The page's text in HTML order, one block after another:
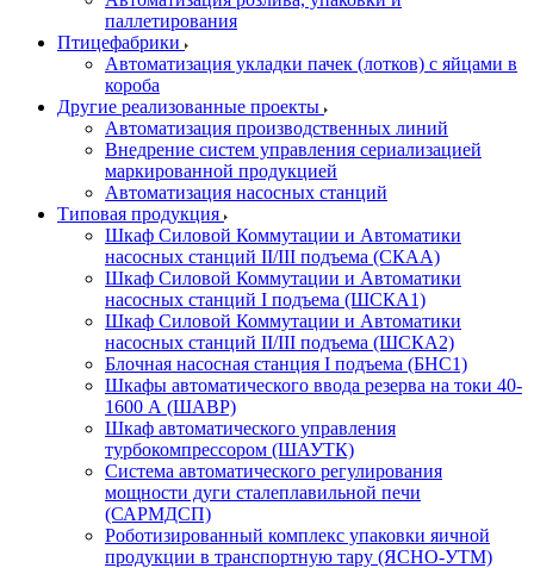
паллетирования
Птицефабрики
Автоматизация укладки пачек (лотков) с яйцами в
короба
Другие реализованные проекты
Автоматизация производственных линий
Внедрение систем управления сериализацией
маркированной продукцией
Автоматизация насосных станций
Типовая продукция
Шкаф Силовой Коммутации и Автоматики
насосных станций II/III подъема (СКАА)
Шкаф Силовой Коммутации и Автоматики
насосных станций I подъема (ШСКА1)
Шкаф Силовой Коммутации и Автоматики
насосных станций II/III подъема (ШСКА2)
Блочная насосная станция I подъема (БНС1)
Шкафы автоматического ввода резерва на токи 40-
1600 А (ШАВР)
Шкаф автоматического управления
турбокомпрессором (ШАУТК)
Система автоматического регулирования
мощности дуги сталеплавильной печи
(САРМДСП)
Роботизированный комплекс упаковки яичной
продукции в транспортную тару (ЯСНО-УТМ)